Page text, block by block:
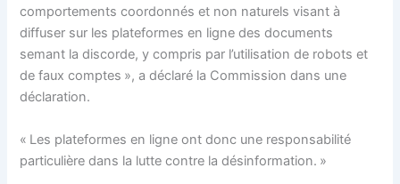
comportements coordonnés et non naturels visant à
diffuser sur les plateformes en ligne des documents
semant la discorde, y compris par l’utilisation de robots et
de faux comptes », a déclaré la Commission dans une
déclaration.
« Les plateformes en ligne ont donc une responsabilité
particulière dans la lutte contre la désinformation. »